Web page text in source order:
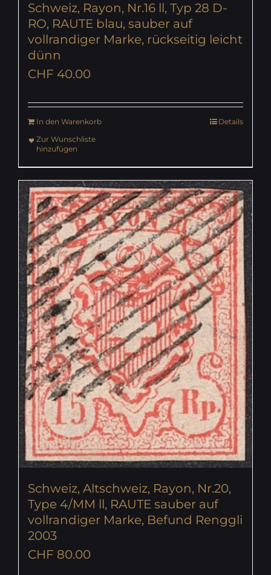
Schweiz, Rayon, Nr.16 ll, Typ 28 D-
RO, RAUTE blau, sauber auf
vollrandiger Marke, rückseitig leicht
dünn
CHF 40.00
In den Warenkorb
Details
Zur Wunschliste
hinzufügen
Schweiz, Altschweiz, Rayon, Nr.20,
Type 4/MM ll, RAUTE sauber auf
vollrandiger Marke, Befund Renggli
2003
CHF 80.00